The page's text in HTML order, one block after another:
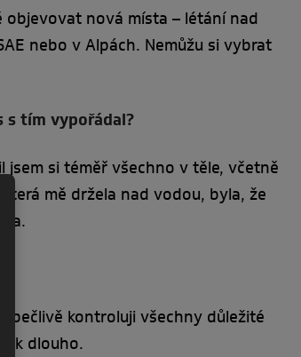
objevovat nová místa – létání nad
nebo v Alpách. Nemůžu si vybrat
s tím vypořádal?
si téměř všechno v těle, včetně
mě držela nad vodou, byla, že
pečlivě kontroluji všechny důležité
dlouho.